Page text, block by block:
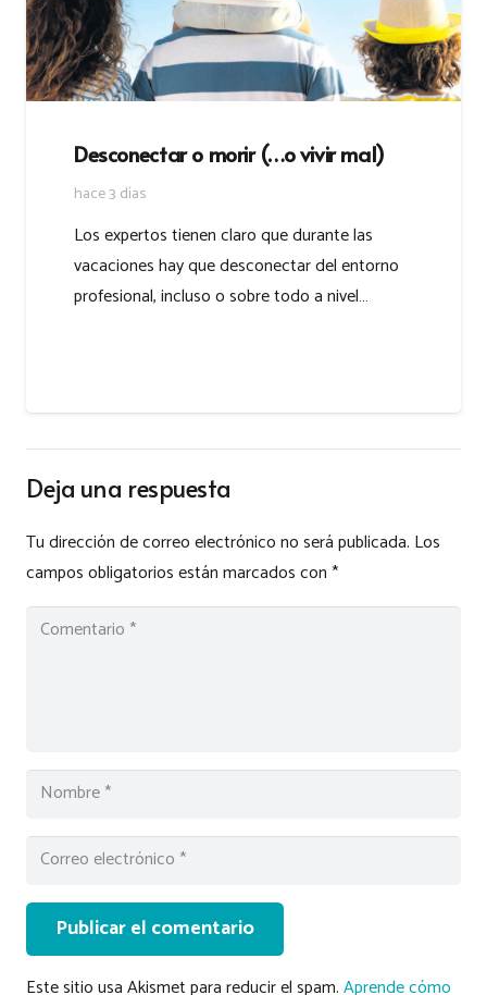
Desconectar o morir (…o vivir mal)
hace 3 días
Los expertos tienen claro que durante las
vacaciones hay que desconectar del entorno
profesional, incluso o sobre todo a nivel…
Deja una respuesta
Tu dirección de correo electrónico no será publicada. Los
campos obligatorios están marcados con*
Publicar el comentario
Este sitio usa Akismet para reducir el spam.Aprende cómo